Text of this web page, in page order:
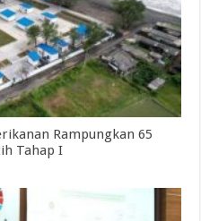
Rampungkan 65
Tahap I